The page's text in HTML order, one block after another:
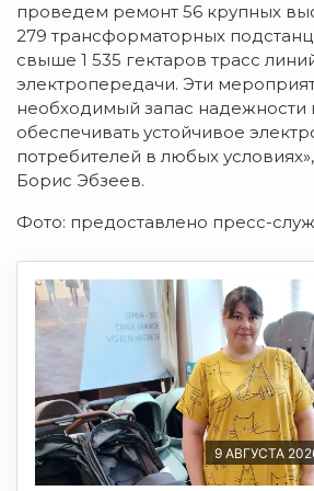
проведем ремонт 56 крупных
279 трансформаторных
свыше 1 535 гектаров трасс
электропередачи. Эти
необходимый запас надежности
обеспечивать устойчивое
потребителей в любых
Борис Эбзеев.
Фото: предоставлено пресс-
9 АВГУСТА